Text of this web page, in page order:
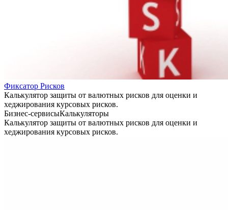
Фиксатор Рисков
Калькулятор защиты от валютных рисков для оценки и
хеджирования курсовых рисков.
Бизнес-сервисыКалькуляторы
Калькулятор защиты от валютных рисков для оценки и
хеджирования курсовых рисков.